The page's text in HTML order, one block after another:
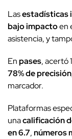
Lasestadísticas
bajo impactoen
asistencia, y
Enpases, acertó
78% de precisión
marcador.
Plataformas
unacalificación
en 6.7,números